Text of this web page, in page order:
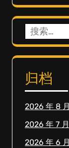
搜
索：
归档
2026 年 8 月
2026 年 7 月
2026 年 6 月